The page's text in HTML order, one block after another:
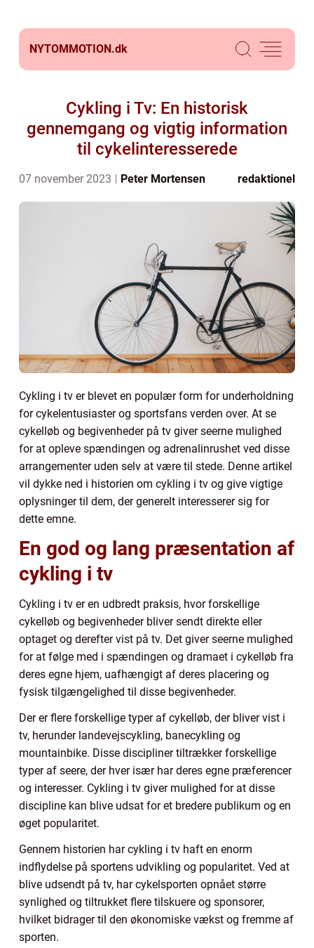
NYTOMMOTION.dk
Cykling i Tv: En historisk
gennemgang og vigtig information
til cykelinteresserede
07 november 2023 Peter Mortensen redaktionel
Cykling i tv er blevet en populær form for underholdning
for cykelentusiaster og sportsfans verden over. At se
cykelløb og begivenheder på tv giver seerne mulighed
for at opleve spændingen og adrenalinrushet ved disse
arrangementer uden selv at være til stede. Denne artikel
vil dykke ned i historien om cykling i tv og give vigtige
oplysninger til dem, der generelt interesserer sig for
dette emne.
En god og lang præsentation af
cykling i tv
Cykling i tv er en udbredt praksis, hvor forskellige
cykelløb og begivenheder bliver sendt direkte eller
optaget og derefter vist på tv. Det giver seerne mulighed
for at følge med i spændingen og dramaet i cykelløb fra
deres egne hjem, uafhængigt af deres placering og
fysisk tilgængelighed til disse begivenheder.
Der er flere forskellige typer af cykelløb, der bliver vist i
tv, herunder landevejscykling, banecykling og
mountainbike. Disse discipliner tiltrækker forskellige
typer af seere, der hver især har deres egne præferencer
og interesser. Cykling i tv giver mulighed for at disse
discipline kan blive udsat for et bredere publikum og en
øget popularitet.
Gennem historien har cykling i tv haft en enorm
indflydelse på sportens udvikling og popularitet. Ved at
blive udsendt på tv, har cykelsporten opnået større
synlighed og tiltrukket flere tilskuere og sponsorer,
hvilket bidrager til den økonomiske vækst og fremme af
sporten.